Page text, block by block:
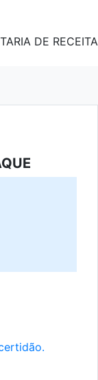
DE RECEITA